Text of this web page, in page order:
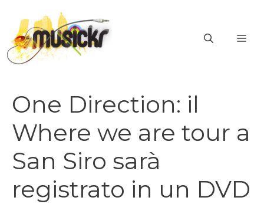
contenuto
One Direction: il
Where we are tour a
San Siro sarà
registrato in un DVD